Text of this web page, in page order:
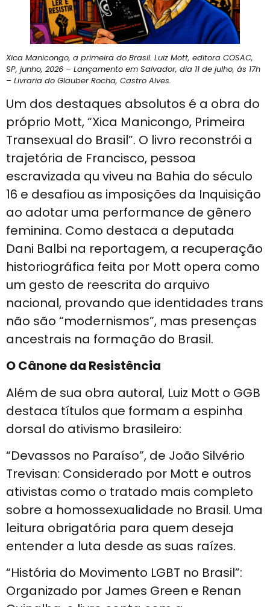
Xica Manicongo, a primeira do Brasil. Luiz Mott, editora COSAC,
SP, junho, 2026 – Lançamento em Salvador, dia 11 de julho, ás 17h
– Livraria do Glauber Rocha, Castro Alves.
Um dos destaques absolutos é a obra do
próprio Mott, “Xica Manicongo, Primeira
Transexual do Brasil”. O livro reconstrói a
trajetória de Francisco, pessoa
escravizada qu viveu na Bahia do século
16 e desafiou as imposições da Inquisição
ao adotar uma performance de gênero
feminina. Como destaca a deputada
Dani Balbi na reportagem, a recuperação
historiográfica feita por Mott opera como
um gesto de reescrita do arquivo
nacional, provando que identidades trans
não são “modernismos”, mas presenças
ancestrais na formação do Brasil.
O Cânone da Resistência
Além de sua obra autoral, Luiz Mott o GGB
destaca títulos que formam a espinha
dorsal do ativismo brasileiro:
“Devassos no Paraíso”, de João Silvério
Trevisan: Considerado por Mott e outros
ativistas como o tratado mais completo
sobre a homossexualidade no Brasil. Uma
leitura obrigatória para quem deseja
entender a luta desde as suas raízes.
“História do Movimento LGBT no Brasil”:
Organizado por James Green e Renan